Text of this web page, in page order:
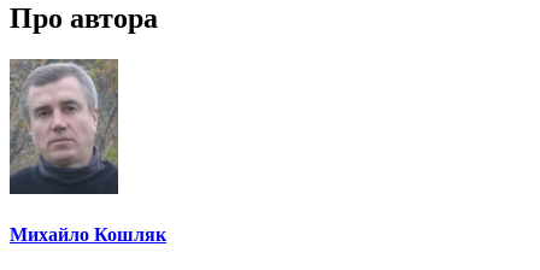
Про автора
Михайло Кошляк